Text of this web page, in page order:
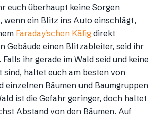
euch überhaupt keine Sorgen
wenn ein Blitz ins Auto einschlägt,
Faraday’schen Käfig direkt
Gebäude einen Blitzableiter, seid ihr
ihr gerade im Wald seid und keine
sind, haltet euch am besten von
einzelnen Bäumen und Baumgruppen
ist die Gefahr geringer, doch haltet
Abstand von den Bäumen. Auf